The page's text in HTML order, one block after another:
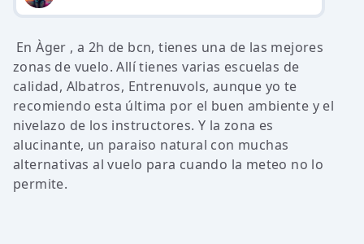
En Àger , a 2h de bcn, tienes una de las mejores
zonas de vuelo. Allí tienes varias escuelas de
calidad, Albatros, Entrenuvols, aunque yo te
recomiendo esta última por el buen ambiente y el
nivelazo de los instructores. Y la zona es
alucinante, un paraiso natural con muchas
alternativas al vuelo para cuando la meteo no lo
permite.